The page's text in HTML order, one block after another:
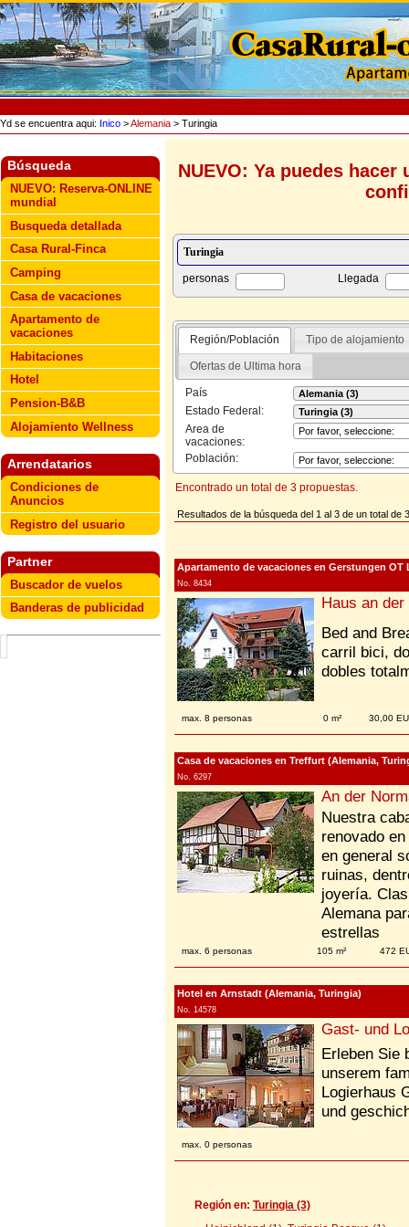
Yd se encuentra aqui: Inico >Alemania > Turingia
Búsqueda
NUEVO: Reserva-ONLINE
mundial
Busqueda detallada
Casa Rural-Finca
Camping
Casa de vacaciones
Apartamento de
vacaciones
Habitaciones
Hotel
Pension-B&B
Alojamiento Wellness
Arrendatarios
Condiciones de
Anuncios
Registro del usuario
Partner
Buscador de vuelos
Banderas de publicidad
NUEVO: Ya puedes
personas Llegada
Región/Población Tipo de alojamiento
Ofertas de Ultima hora
País
Estado Federal:
Area de
vacaciones:
Población:
Encontrado un total de 3 propuestas.
Resultados de la búsqueda del 1 al 3 de un total de
Apartamento de vacaciones en Gerstungen
No. 8434
Haus an
Bed and
carril bici,
dobles
max. 8 personas 0 m² 30,00
Casa de vacaciones en Treffurt (Alemania,
No. 6297
An der
Nuestra
renovado
en general
ruinas,
joyería.
Alemana
estrellas
max. 6 personas 105 m² 472
Hotel en Arnstadt (Alemania, Turingia)
No. 14578
Gast- und
Erleben Sie
unserem
Logierhaus
und
max. 0 personas
Región en: Turingia (3)